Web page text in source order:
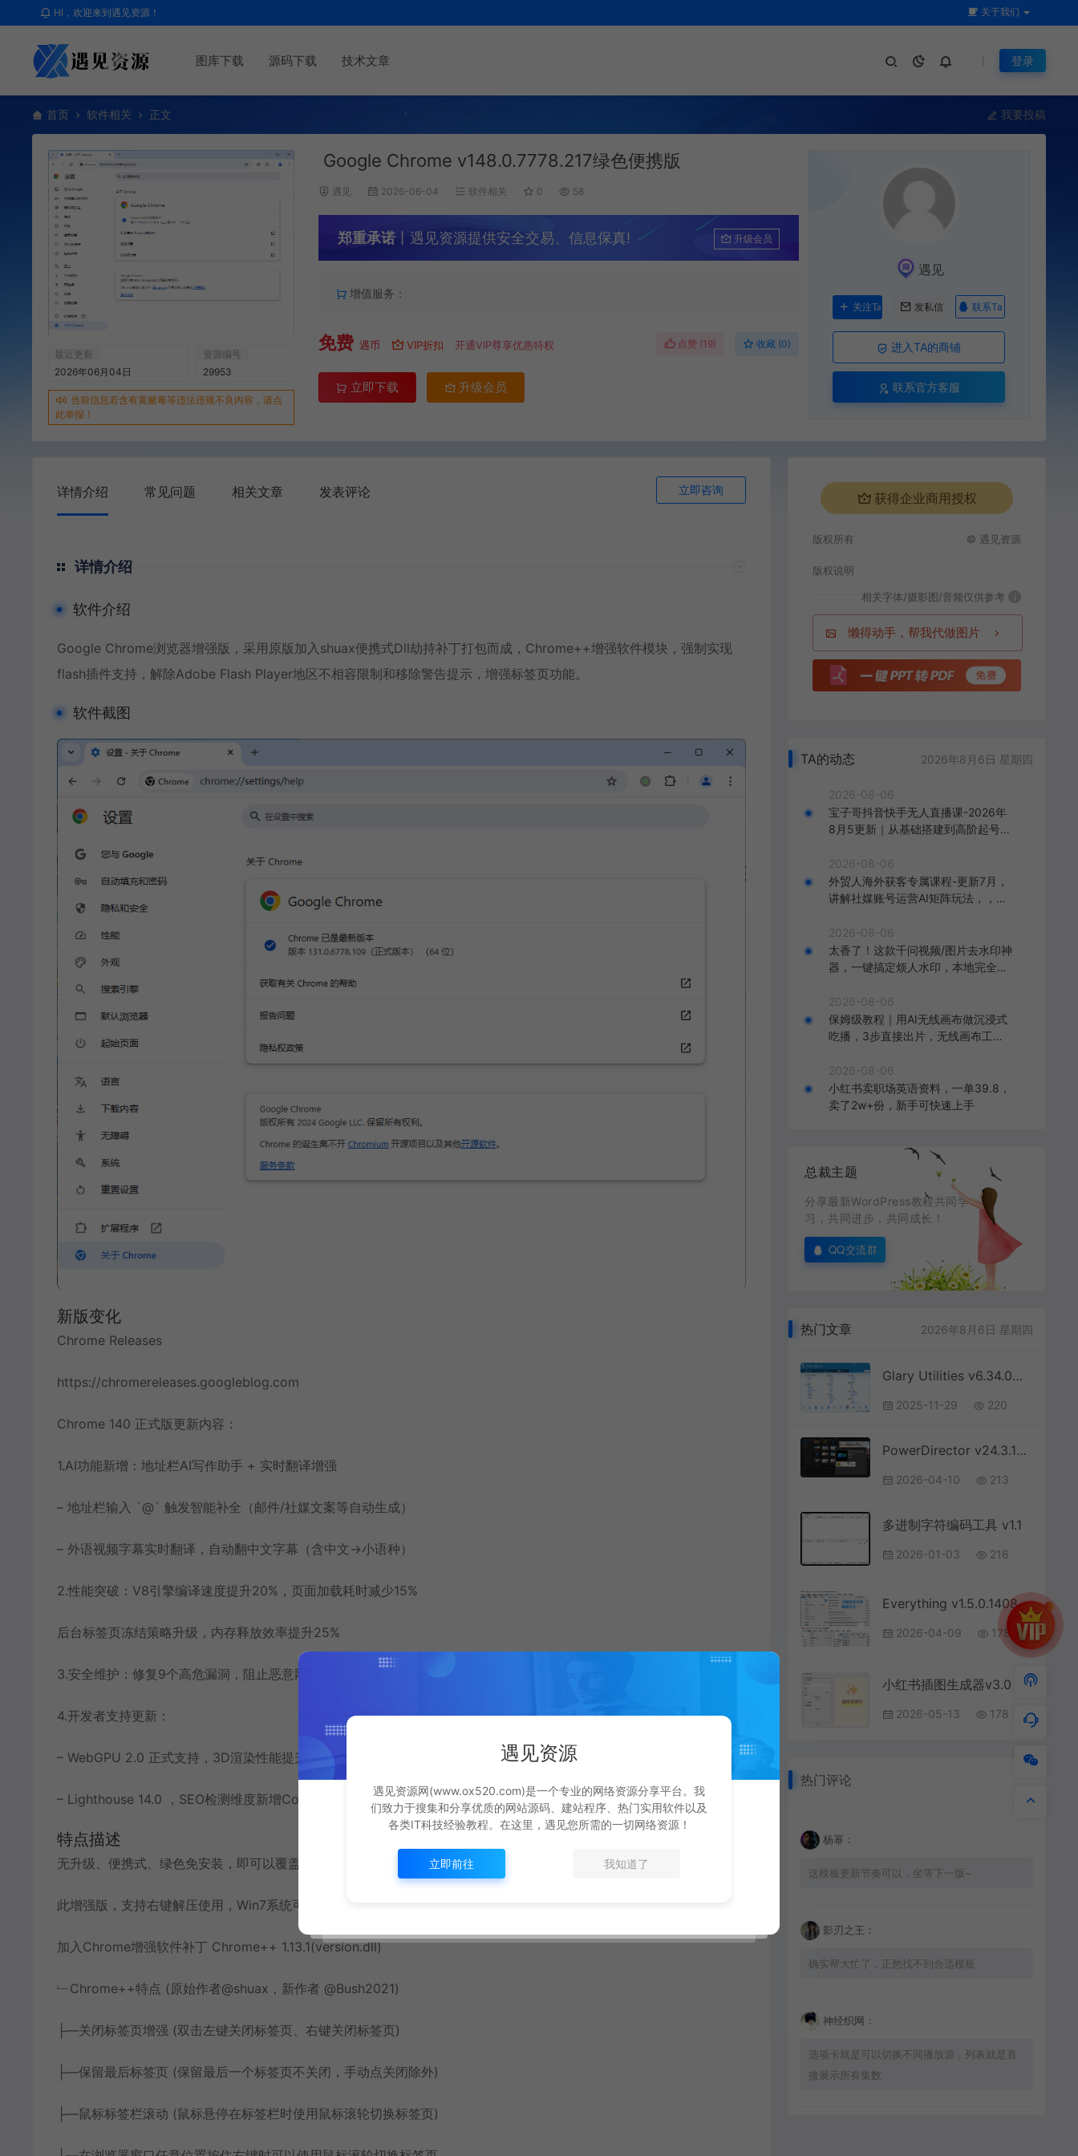
HI，欢迎来到遇见资源！ 关于我们
图库下载 源码下载 技术文章 登录
首页 软件相关 正文 我要投稿
最近更新
2026年06月04日
资源编号
29953
当前信息若含有黄赌毒等违法违规不良内容，请点
此举报！
Google Chrome v148.0.7778.217绿色便携版
遇见 2026-06-04 软件相关 0 58
郑重承诺 丨遇见资源提供安全交易、信息保真! 升级会员
增值服务：
免费 遇币 VIP折扣 开通VIP尊享优惠特权 点赞 (19) 收藏 (0)
立即下载 升级会员
遇见
关注Ta 发私信 联系Ta
进入TA的商铺
联系官方客服
详情介绍 常见问题 相关文章 发表评论 立即咨询
详情介绍
软件介绍
Google Chrome浏览器增强版，采用原版加入shuax便携式Dll劫持补丁打包而成，Chrome++增强软件模块，强制实现
flash插件支持，解除Adobe Flash Player地区不相容限制和移除警告提示，增强标签页功能。
软件截图
新版变化
Chrome Releases
https://chromereleases.googleblog.com
Chrome 140 正式版更新内容：
1.AI功能新增：地址栏AI写作助手 + 实时翻译增强
– 地址栏输入 `@` 触发智能补全（邮件/社媒文案等自动生成）
– 外语视频字幕实时翻译，自动翻中文字幕（含中文→小语种）
2.性能突破：V8引擎编译速度提升20%，页面加载耗时减少15%
后台标签页冻结策略升级，内存释放效率提升25%
3.安全维护：修复9个高危漏洞，阻止恶意网站代码执行攻击！
4.开发者支持更新：
– WebGPU 2.0 正式支持，3D渲染性能提升300%
– Lighthouse 14.0 ，SEO检测维度新增Core Web Vital阈值
特点描述
无升级、便携式、绿色免安装，即可以覆盖更新又能解压使用！
此增强版，支持右键解压使用，Win7系统可以自定义安装位置
加入Chrome增强软件补丁 Chrome++ 1.13.1(version.dll)
﹂Chrome++特点 (原始作者@shuax，新作者 @Bush2021)
├—关闭标签页增强 (双击左键关闭标签页、右键关闭标签页)
├—保留最后标签页 (保留最后一个标签页不关闭，手动点关闭除外)
├—鼠标标签栏滚动 (鼠标悬停在标签栏时使用鼠标滚轮切换标签页)
获得企业商用授权
版权所有 © 遇见资源
版权说明
相关字体/摄影图/音频仅供参考 i
懒得动手，帮我代做图片
TA的动态 2026年8月6日 星期四
2026-08-06
宝子哥抖音快手无人直播课-2026年
8月5更新｜从基础搭建到高阶起号，
体系
2026-08-06
外贸人海外获客专属课程-更新7月，
讲解社媒账号运营AI矩阵玩法，，系
2026-08-06
太香了！这款千问视频/图片去水印神
器，一键搞定烦人水印，本地完全免
2026-08-06
保姆级教程｜用AI无线画布做沉浸式
吃播，3步直接出片，无线画布工作
2026-08-06
小红书卖职场英语资料，一单39.8，
卖了2w+份，新手可快速上手
总裁主题
分享最新WordPress教程共同学
习，共同进步，共同成长！
QQ交流群
热门文章 2026年8月6日 星期四
Glary Utilities v6.34.0绿色版
2025-11-29 220
PowerDirector v24.3.1601.0旗舰版
2026-04-10 213
多进制字符编码工具 v1.1
2026-01-03 216
Everything v1.5.0.1408a新汉化绿色版
2026-04-09 178
小红书插图生成器v3.0
2026-05-13 178
热门评论
杨幂：
这模板更新节奏可以，坐等下一版~
影刃之王：
确实帮大忙了，正愁找不到合适模板
神经织网：
选项卡就是可以切换不同播放源，列表就是直
接展示所有集数
遇见资源
遇见资源网(www.ox520.com)是一个专业的网络资源分享平台。我
们致力于搜集和分享优质的网站源码、建站程序、热门实用软件以及
各类IT科技经验教程。在这里，遇见您所需的一切网络资源！
立即前往 我知道了